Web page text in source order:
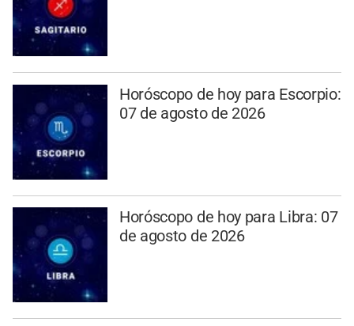
Horóscopo de hoy para Escorpio:
07 de agosto de 2026
Horóscopo de hoy para Libra: 07
de agosto de 2026